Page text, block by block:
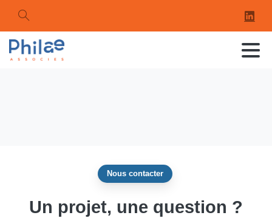
Search
Nous contacter
Un projet, une question ?